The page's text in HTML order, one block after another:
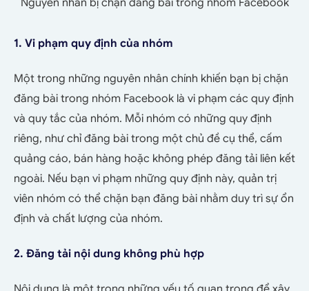
1. Vi phạm quy định của nhóm
Một trong những nguyên nhân chính khiến bạn bị chặn
đăng bài trong nhóm Facebook là vi phạm các quy định
và quy tắc của nhóm. Mỗi nhóm có những quy định
riêng, như chỉ đăng bài trong một chủ đề cụ thể, cấm
quảng cáo, bán hàng hoặc không phép đăng tải liên kết
ngoài. Nếu bạn vi phạm những quy định này, quản trị
viên nhóm có thể chặn bạn đăng bài nhằm duy trì sự ổn
định và chất lượng của nhóm.
2. Đăng tải nội dung không phù hợp